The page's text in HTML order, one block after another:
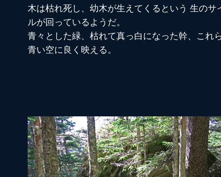
木は枯れ死し、幼木が生えてくるという 生のサ
ルが回っているようだ。
青々とした緑、枯れて真っ白になった幹、これ
青い空に良く映える。